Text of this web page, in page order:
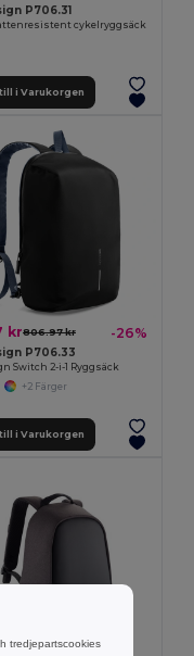
P706.31
cykelryggsäck
i Varukorgen
kr806.97 kr -26%
P706.33
Switch 2-i-1 Ryggsäck
+2 Färger
i Varukorgen
tredjepartscookies